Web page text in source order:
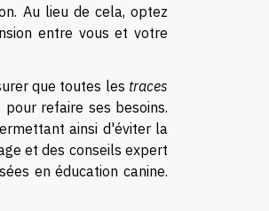
Au lieu de cela, optez
entre vous et votre
que toutes les traces
refaire ses besoins.
ainsi d'éviter la
et des conseils expert
en éducation canine.